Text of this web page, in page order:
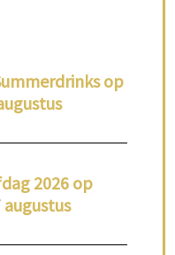
op
2026 op